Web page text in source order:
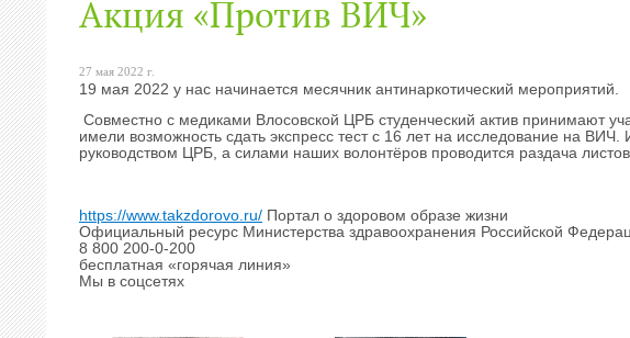
Акция «Против ВИЧ»
27 мая 2022 г.
19 мая 2022 у нас начинается месячник антинаркотический мероприятий.
Совместно с медиками Влосовской ЦРБ студенческий актив принимают
имели возможность сдать экспресс тест с 16 лет на исследование на
руководством ЦРБ, а силами наших волонтёров проводится раздача
https://www.takzdorovo.ru/ Портал о здоровом образе жизни
Официальный ресурс Министерства здравоохранения Российской
8 800 200-0-200
бесплатная «горячая линия»
Мы в соцсетях